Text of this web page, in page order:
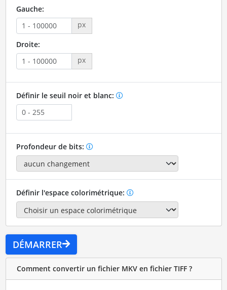
Gauche:
px
Droite:
px
Définir le seuil noir et blanc:
Profondeur de bits:
Définir l'espace colorimétrique:
DÉMARRER
Comment convertir un fichier MKV en fichier TIFF ?